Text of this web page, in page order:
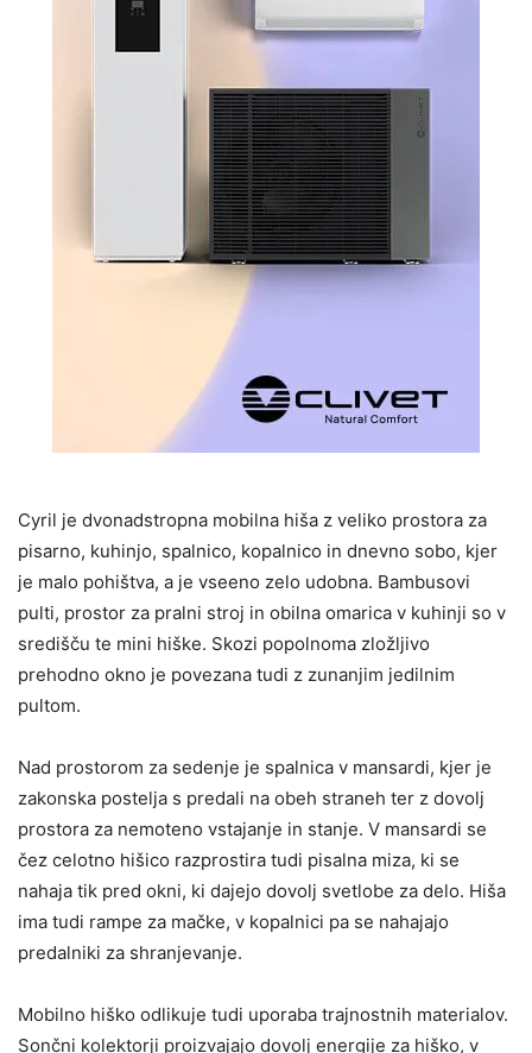
Cyril je dvonadstropna mobilna hiša z veliko prostora za
pisarno, kuhinjo, spalnico, kopalnico in dnevno sobo, kjer
je malo pohištva, a je vseeno zelo udobna. Bambusovi
pulti, prostor za pralni stroj in obilna omarica v kuhinji so v
središču te mini hiške. Skozi popolnoma zložljivo
prehodno okno je povezana tudi z zunanjim jedilnim
pultom.
Nad prostorom za sedenje je spalnica v mansardi, kjer je
zakonska postelja s predali na obeh straneh ter z dovolj
prostora za nemoteno vstajanje in stanje. V mansardi se
čez celotno hišico razprostira tudi pisalna miza, ki se
nahaja tik pred okni, ki dajejo dovolj svetlobe za delo. Hiša
ima tudi rampe za mačke, v kopalnici pa se nahajajo
predalniki za shranjevanje.
Mobilno hiško odlikuje tudi uporaba trajnostnih materialov.
Sončni kolektorji proizvajajo dovolj energije za hiško, v